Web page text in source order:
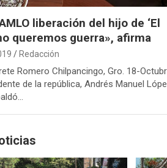
liberación del hijo de ‘El
queremos guerra», afirma
Redacción
Romero Chilpancingo, Gro. 18-
de la república, Andrés Manuel